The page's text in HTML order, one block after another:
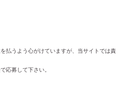
払うよう心がけていますが、当サイトでは責
応募して下さい。